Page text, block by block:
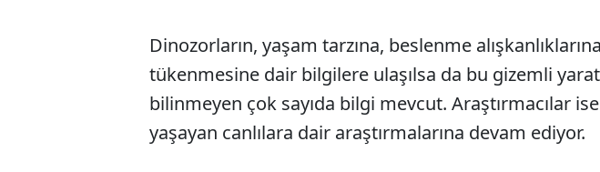
Dinozorların, yaşam tarzına, beslenme
tükenmesine dair bilgilere ulaşılsa da bu gizemli
bilinmeyen çok sayıda bilgi mevcut. Araştırmacılar
yaşayan canlılara dair araştırmalarına devam ediyor.